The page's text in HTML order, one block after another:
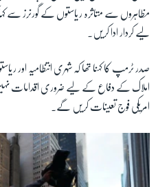
مظاہروں سے متاثرہ ریاستوں کے گورنرز سے
لیے کردار ادا کریں۔
صدر ٹرمپ کا کہنا تھا کہ شہری انتظامیہ اور
املاک کے دفاع کے لیے ضروری اقدامات
امریکی فوج تعینات کریں گے۔